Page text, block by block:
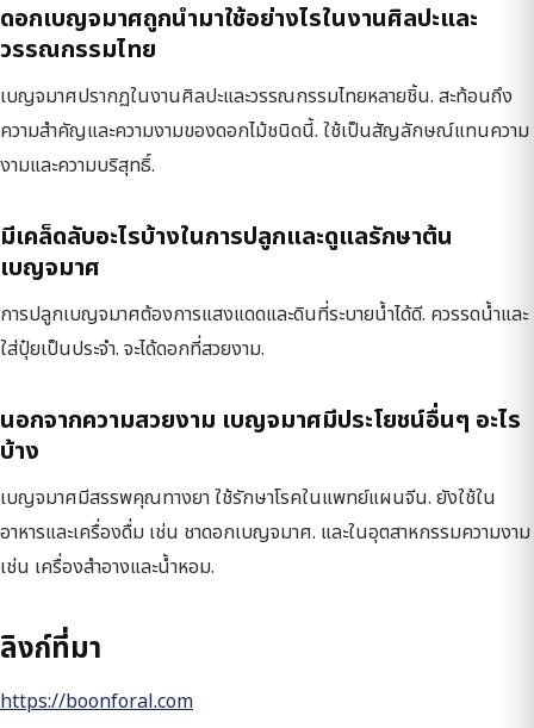
ดอกเบญจมาศถูกนำมาใช้อย่างไรในงานศิลปะและ
วรรณกรรมไทย
เบญจมาศปรากฏในงานศิลปะและวรรณกรรมไทยหลายชิ้น. สะท้อนถึง
ความสำคัญและความงามของดอกไม้ชนิดนี้. ใช้เป็นสัญลักษณ์แทนความ
งามและความบริสุทธิ์.
มีเคล็ดลับอะไรบ้างในการปลูกและดูแลรักษาต้น
เบญจมาศ
การปลูกเบญจมาศต้องการแสงแดดและดินที่ระบายน้ำได้ดี. ควรรดน้ำและ
ใส่ปุ๋ยเป็นประจำ. จะได้ดอกที่สวยงาม.
นอกจากความสวยงาม เบญจมาศมีประโยชน์อื่นๆ อะไร
บ้าง
เบญจมาศมีสรรพคุณทางยา ใช้รักษาโรคในแพทย์แผนจีน. ยังใช้ใน
อาหารและเครื่องดื่ม เช่น ชาดอกเบญจมาศ. และในอุตสาหกรรมความงาม
เช่น เครื่องสำอางและน้ำหอม.
ลิงก์ที่มา
https://boonforal.com